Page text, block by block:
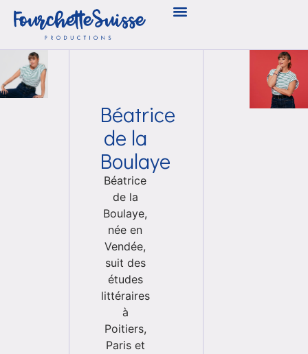
Béatrice
de la
Boulaye
Béatrice
de la
Boulaye,
née en
Vendée,
suit des
études
littéraires
à
Poitiers,
Paris et